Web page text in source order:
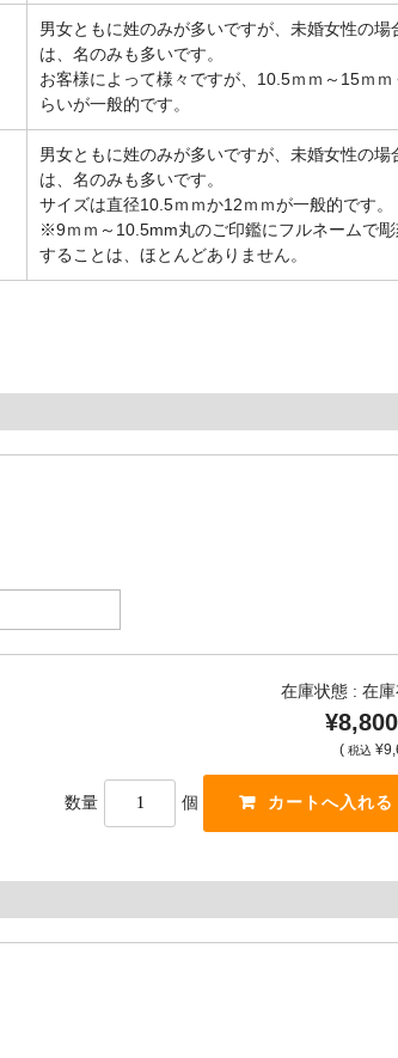
男女ともに姓のみが多いですが、未婚女性の場
は、名のみも多いです。
お客様によって様々ですが、10.5ｍｍ～15ｍｍ
らいが一般的です。
男女ともに姓のみが多いですが、未婚女性の場
は、名のみも多いです。
サイズは直径10.5ｍｍか12ｍｍが一般的です。
※9ｍｍ～10.5mm丸のご印鑑にフルネームで彫
することは、ほとんどありません。
在庫状態 : 在庫
¥8,800
( 税込
数量 個